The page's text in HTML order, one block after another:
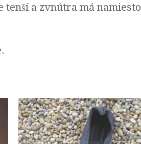
a zvnútra má namiesto